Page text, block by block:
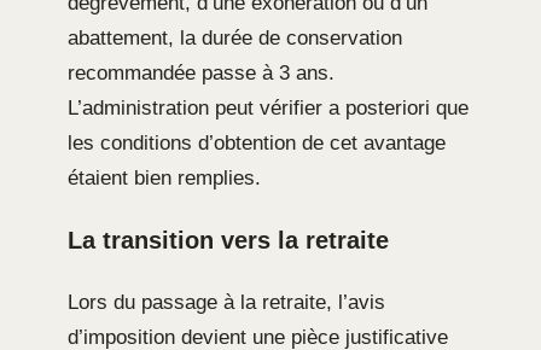
abattement, la durée de conservation
recommandée passe à 3 ans.
L’administration peut vérifier a posteriori que
les conditions d’obtention de cet avantage
étaient bien remplies.
La transition vers la retraite
Lors du passage à la retraite, l’avis
d’imposition devient une pièce justificative